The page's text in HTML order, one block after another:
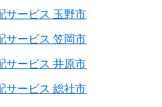
サービス 玉野市
サービス 笠岡市
サービス 井原市
サービス 総社市